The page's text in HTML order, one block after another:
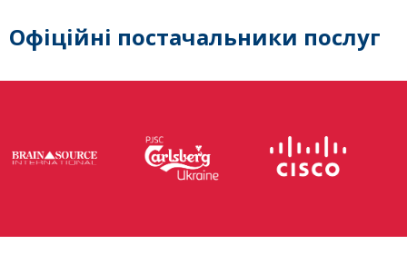
Офіційні постачальники послуг